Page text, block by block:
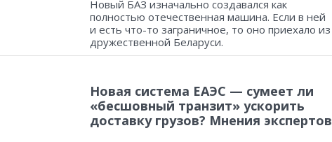
Новый БАЗ изначально создавался как
полностью отечественная машина. Если в ней
и есть что-то заграничное, то оно приехало из
дружественной Беларуси.
Новая система ЕАЭС — сумеет ли
«бесшовный транзит» ускорить
доставку грузов? Мнения экспертов